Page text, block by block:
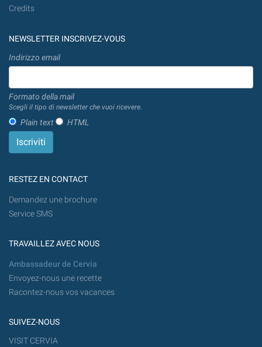
Credits
NEWSLETTER INSCRIVEZ-VOUS
Indirizzo email
Formato della mail
Scegli il tipo di newsletter che vuoi ricevere.
Plain text HTML
RESTEZ EN CONTACT
Demandez une brochure
Service SMS
TRAVAILLEZ AVEC NOUS
Ambassadeur de Cervia
Envoyez-nous une recette
Racontez-nous vos vacances
SUIVEZ-NOUS
VISIT CERVIA